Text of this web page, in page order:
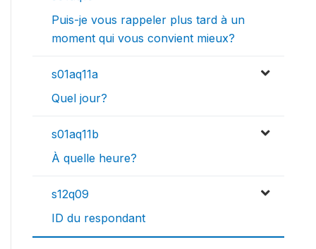
Puis-je vous rappeler plus tard à un
moment qui vous convient mieux?
s01aq11a
Quel jour?
s01aq11b
À quelle heure?
s12q09
ID du respondant